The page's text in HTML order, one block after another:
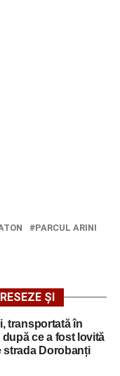
PARCUL ARINI
ȘI
transportată în
ce a fost lovită
strada Dorobanți